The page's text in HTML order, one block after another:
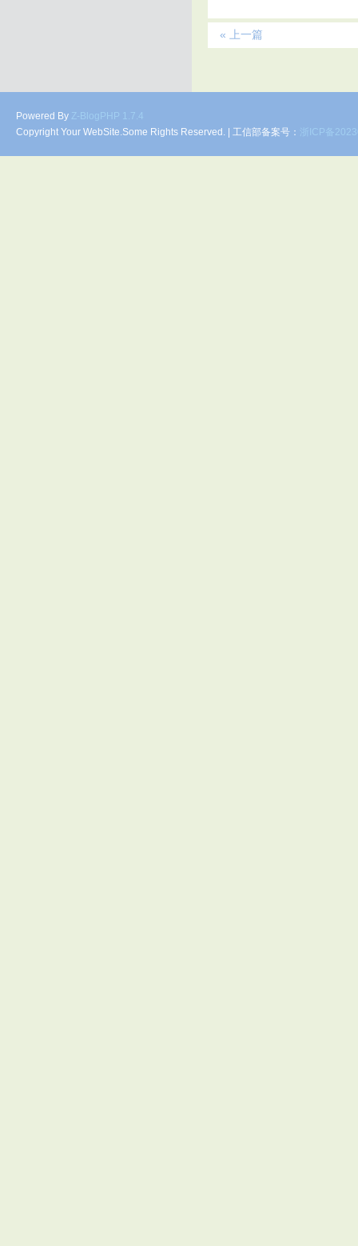
« 上一篇
Powered By Z-BlogPHP 1.7.4
Copyright Your WebSite.Some Rights Reserved. | 工信部备案号： 浙ICP备